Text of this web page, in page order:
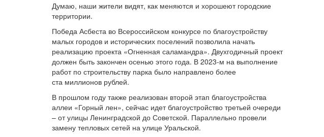
Думаю, наши жители видят, как меняются и хорошеют городские
территории.
Победа Асбеста во Всероссийском конкурсе по благоустройству
малых городов и исторических поселений позволила начать
реализацию проекта «Огненная саламандра». Двухгодичный проект
должен быть закончен осенью этого года. В 2023-м на выполнение
работ по строительству парка было направлено более
ста миллионов рублей.
В прошлом году также реализован второй этап благоустройства
аллеи «Горный лен», сейчас идет благоустройство третьей очереди
– от улицы Ленинградской до Советской. Параллельно провели
замену тепловых сетей на улице Уральской.